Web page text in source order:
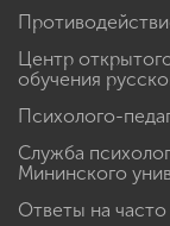
Центр
обучения
Психолого-
Служба
Мининского
Ответы на